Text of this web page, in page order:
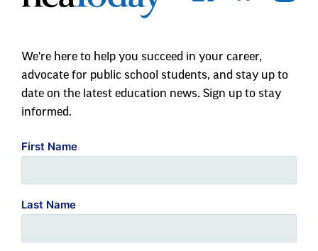
We're here to help you succeed in your career,
advocate for public school students, and stay up to
date on the latest education news. Sign up to stay
informed.
First Name
Last Name